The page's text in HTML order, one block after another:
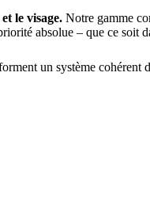
le visage. Notre gamme
absolue – que ce soit
un système cohérent